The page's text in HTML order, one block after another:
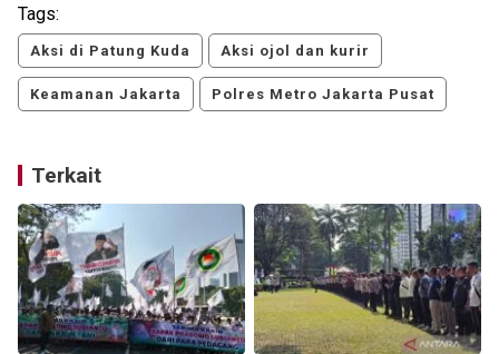
Tags:
Aksi di Patung Kuda Aksi ojol dan kurir
Keamanan Jakarta Polres Metro Jakarta Pusat
Terkait